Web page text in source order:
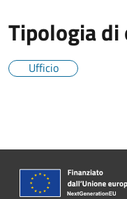
Tipologia
Ufficio